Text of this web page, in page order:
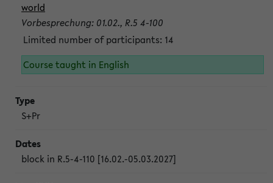
world
Vorbesprechung: 01.02., R.5 4-100
Limited number of participants: 14
Course taught in English
S+Pr
block in R.5-4-110 [16.02.-05.03.2027]